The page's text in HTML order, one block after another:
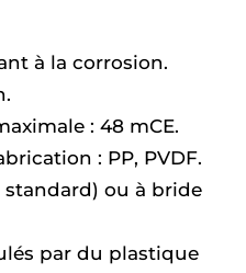
à la corrosion.
: 48 mCE.
: PP, PVDF.
standard) ou à bride
par du plastique